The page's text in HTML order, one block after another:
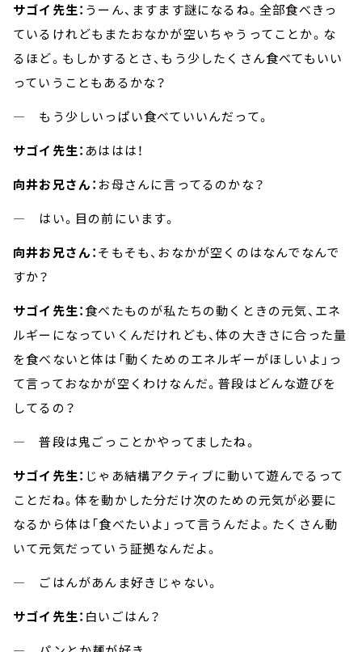
サゴイ先生： うーん、ますます謎になるね。全部食べきっ
ているけれどもまたおなかが空いちゃうってことか。な
るほど。もしかするとさ、もう少したくさん食べてもいい
っていうこともあるかな？
― もう少しいっぱい食べていいんだって。
サゴイ先生： あははは！
向井お兄さん： お母さんに言ってるのかな？
― はい。目の前にいます。
向井お兄さん：そもそも、おなかが空くのはなんでなんで
すか？
サゴイ先生：食べたものが私たちの動くときの元気、エネ
ルギーになっていくんだけれども、体の大きさに合った量
を食べないと体は「動くためのエネルギーがほしいよ」っ
て言っておなかが空くわけなんだ。普段はどんな遊びを
してるの？
― 普段は鬼ごっことかやってましたね。
サゴイ先生： じゃあ結構アクティブに動いて遊んでるって
ことだね。体を動かした分だけ次のための元気が必要に
なるから体は「食べたいよ」って言うんだよ。たくさん動
いて元気だっていう証拠なんだよ。
― ごはんがあんま好きじゃない。
サゴイ先生： 白いごはん？